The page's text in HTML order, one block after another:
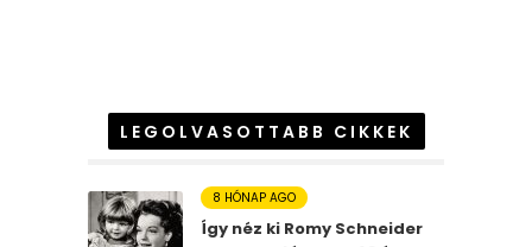
LEGOLVASOTTABB CIKKEK
8 HÓNAP AGO
Így néz ki Romy Schneider